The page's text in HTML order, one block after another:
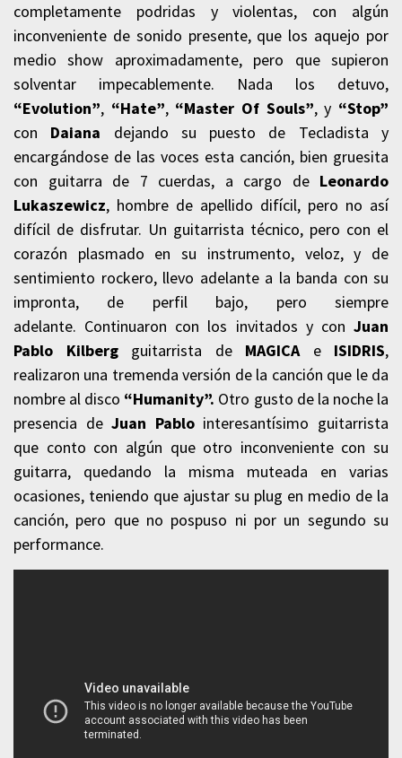
completamente podridas y violentas, con algún
inconveniente de sonido presente, que los aquejo por
medio show aproximadamente, pero que supieron
solventar impecablemente. Nada los detuvo,
“Evolution”, “Hate”, “Master Of Souls”, y “Stop”
con Daiana dejando su puesto de Tecladista y
encargándose de las voces esta canción, bien gruesita
con guitarra de 7 cuerdas, a cargo de Leonardo
Lukaszewicz, hombre de apellido difícil, pero no así
difícil de disfrutar. Un guitarrista técnico, pero con el
corazón plasmado en su instrumento, veloz, y de
sentimiento rockero, llevo adelante a la banda con su
impronta, de perfil bajo, pero siempre
adelante. Continuaron con los invitados y con Juan
Pablo Kilberg guitarrista de MAGICA e ISIDRIS,
realizaron una tremenda versión de la canción que le da
nombre al disco “Humanity”. Otro gusto de la noche la
presencia deJuan Pablo interesantísimo guitarrista
que conto con algún que otro inconveniente con su
guitarra, quedando la misma muteada en varias
ocasiones, teniendo que ajustar su plug en medio de la
canción, pero que no pospuso ni por un segundo su
performance.